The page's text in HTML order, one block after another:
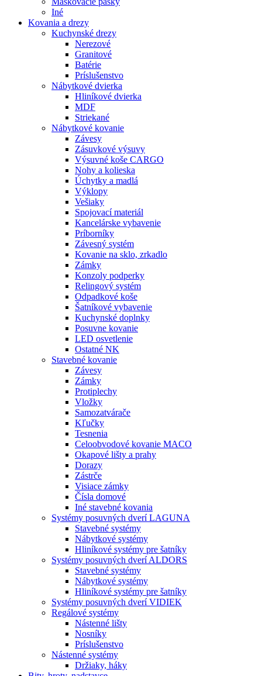
Iné
Kovania a drezy
Kuchynské drezy
Nerezové
Granitové
Batérie
Príslušenstvo
Nábytkové dvierka
Hliníkové dvierka
MDF
Striekané
Nábytkové kovanie
Závesy
Zásuvkové výsuvy
Výsuvné koše CARGO
Nohy a kolieska
Úchytky a madlá
Výklopy
Vešiaky
Spojovací materiál
Kancelárske vybavenie
Príborníky
Závesný systém
Kovanie na sklo, zrkadlo
Zámky
Konzoly podperky
Relingový systém
Odpadkové koše
Šatníkové vybavenie
Kuchynské doplnky
Posuvne kovanie
LED osvetlenie
Ostatné NK
Stavebné kovanie
Závesy
Zámky
Protiplechy
Vložky
Samozatvárače
Kľučky
Tesnenia
Celoobvodové kovanie MACO
Okapové lišty a prahy
Dorazy
Zástrče
Visiace zámky
Čísla domové
Iné stavebné kovania
Systémy posuvných dverí LAGUNA
Stavebné systémy
Nábytkové systémy
Hliníkové systémy pre šatníky
Systémy posuvných dverí ALDORS
Stavebné systémy
Nábytkové systémy
Hliníkové systémy pre šatníky
Systémy posuvných dverí VIDIEK
Regálové systémy
Nástenné lišty
Nosníky
Príslušenstvo
Nástenné systémy
Držiaky, háky